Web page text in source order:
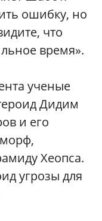
ошибку, но
что
время».
ученые
Дидим
и его
Хеопса.
угрозы для